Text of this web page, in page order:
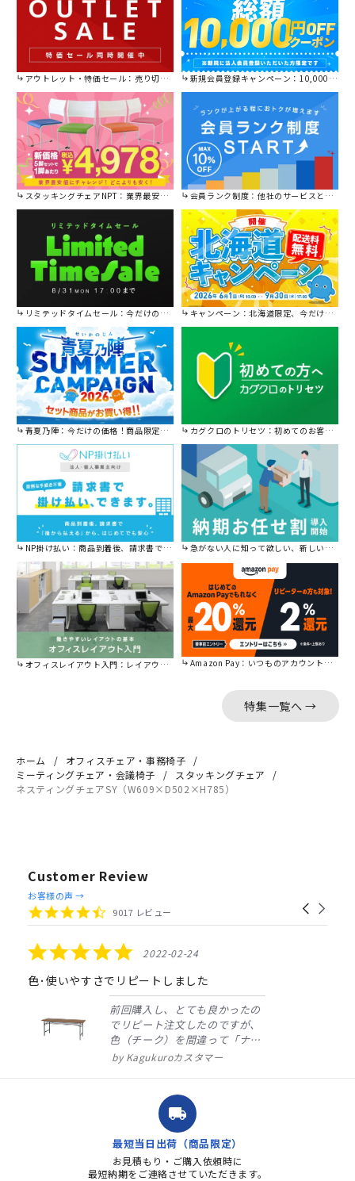
アウトレット・特価セール：売り切れ御免の特別価格！ 新規会員登録キャンペーン：10,000円OFFクーポン進呈中！
スタッキングチェアNPT：業界最安値に挑戦！ 会員ランク制度：他社のサービスと比較してください。
リミテッドタイムセール：今だけの限定セール。 キャンペーン：北海道限定、今だけ送料無料！
青夏乃陣：今だけの価格！商品限定セール開催中です。 カグクロのトリセツ：初めてのお客様はこちら。
NP掛け払い：商品到着後、請求書で後から払えます。 急がない人に知って欲しい、新しい割引を始めました。
オフィスレイアウト入門：レイアウトの基本をご紹介。 Amazon Pay：いつものアカウントで簡単に決済可能。
特集一覧へ →
ホーム
オフィスチェア・事務椅子
ミーティングチェア・会議椅子
スタッキングチェア
ネスティングチェアSY（W609×D502×H785）
Customer Review
Reviews
carousel
Carousel
arrows
4.4
star
9017 レビュー
お客様の声 →
5.0
star
rating
2022-02-24
色･使いやすさでリピートしました
前回購入し、とても良かったの
でリピート注文したのですが、
色（チーク）を間違って「ナチ
ュラル」としてしまいました。
ました。商品到着も早く、品
質・使いやすさで満足していま
す。また、リピートするときは
よろしくお...
Kagukuroカスタマー
local_shipping
最短当日出荷（商品限定）
お見積もり・ご購入依頼時に
最短納期をご連絡させていただきます。